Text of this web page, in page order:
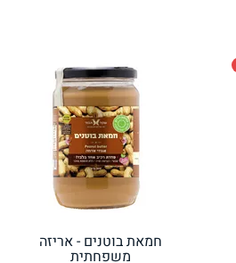
פירות וירקות
חמאת בוטנים - אריזה
משפחתית